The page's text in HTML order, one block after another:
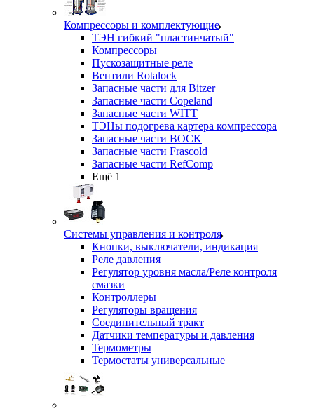
Компрессоры и комплектующие
ТЭН гибкий "пластинчатый"
Компрессоры
Пускозащитные реле
Вентили Rotalock
Запасные части для Bitzer
Запасные части Copeland
Запасные части WITT
ТЭНы подогрева картера компрессора
Запасные части BOCK
Запасные части Frascold
Запасные части RefComp
Ещё 1
Системы управления и контроля
Кнопки, выключатели, индикация
Реле давления
Регулятор уровня масла/Реле контроля
смазки
Контроллеры
Регуляторы вращения
Соединительный тракт
Датчики температуры и давления
Термометры
Термостаты универсальные